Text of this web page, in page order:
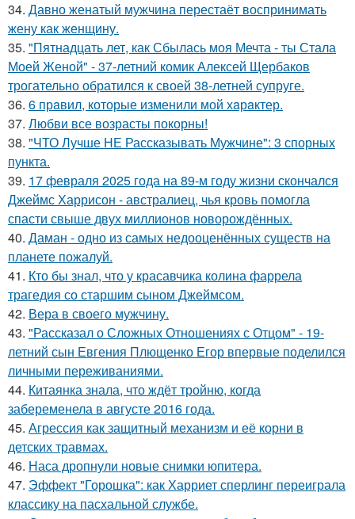
34. Давно женатый мужчина перестаёт воспринимать
жену как женщину.
35. "Пятнадцать лет, как Сбылась моя Мечта - ты Стала
Моей Женой" - 37-летний комик Алексей Щербаков
трогательно обратился к своей 38-летней супруге.
36. 6 прaвил, которые изменили мой хaрaктер.
37. Любви все возрасты покорны!
38. "ЧТО Лучше НЕ Рассказывать Мужчине": 3 спорных
пункта.
39. 17 февраля 2025 года на 89-м году жизни скончался
Джеймс Харрисон - австралиец, чья кровь помогла
спасти свыше двух миллионов новорождённых.
40. Даман - одно из самых недооценённых существ на
планете пожалуй.
41. Кто бы знал, что у красавчика колина фаррела
трагедия со старшим сыном Джеймсом.
42. Вера в своего мужчину.
43. "Рассказал о Сложных Отношениях с Отцом" - 19-
летний сын Евгения Плющенко Егор впервые поделился
личными переживаниями.
44. Китаянка знала, что ждёт тройню, когда
забеременела в августе 2016 года.
45. Агрессия как защитный механизм и её корни в
детских травмах.
46. Наса дропнули новые снимки юпитера.
47. Эффект "Горошка": как Харриет сперлинг переиграла
классику на пасхальной службе.